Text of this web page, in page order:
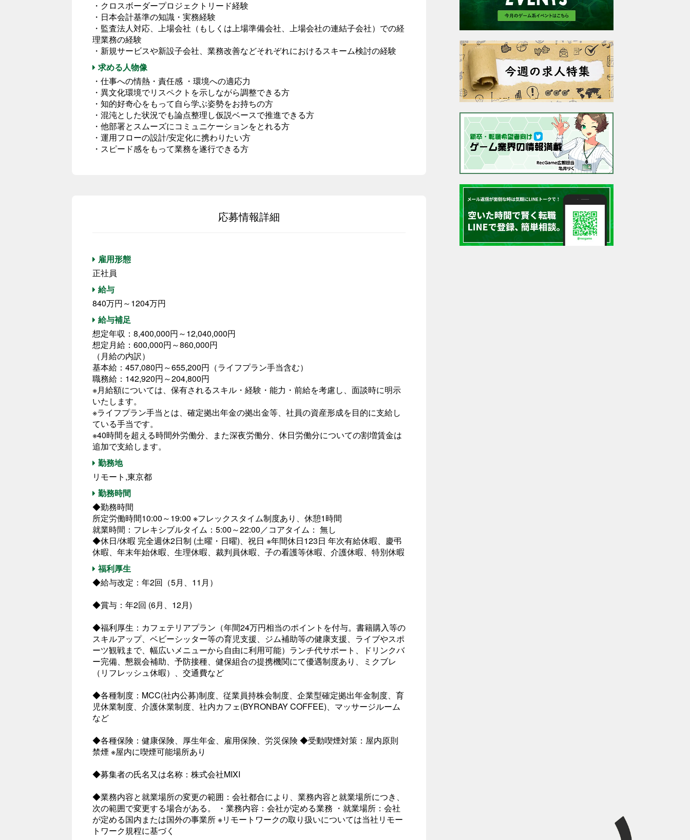
・クロスボーダープロジェクトリード経験
・日本会計基準の知識・実務経験
・監査法人対応、上場会社（もしくは上場準備会社、上場会社の連結子会社）での経
理業務の経験
・新規サービスや新設子会社、業務改善などそれぞれにおけるスキーム検討の経験
求める人物像
・仕事への情熱・責任感 ・環境への適応力
・異文化環境でリスペクトを示しながら調整できる方
・知的好奇心をもって自ら学ぶ姿勢をお持ちの方
・混沌とした状況でも論点整理し仮説ベースで推進できる方
・他部署とスムーズにコミュニケーションをとれる方
・運用フローの設計/安定化に携わりたい方
・スピード感をもって業務を遂行できる方
応募情報詳細
雇用形態
正社員
給与
840万円～1204万円
給与補足
想定年収：8,400,000円～12,040,000円
想定月給：600,000円～860,000円
（月給の内訳）
基本給：457,080円～655,200円（ライフプラン手当含む）
職務給：142,920円～204,800円
※月給額については、保有されるスキル・経験・能力・前給を考慮し、面談時に明示
いたします。
※ライフプラン手当とは、確定拠出年金の拠出金等、社員の資産形成を目的に支給し
ている手当です。
※40時間を超える時間外労働分、また深夜労働分、休日労働分についての割増賃金は
追加で支給します。
勤務地
リモート,東京都
勤務時間
◆勤務時間
所定労働時間10:00～19:00 ※フレックスタイム制度あり、休憩1時間
就業時間：フレキシブルタイム：5:00～22:00／コアタイム： 無し
◆休日/休暇 完全週休2日制 (土曜・日曜)、祝日 ※年間休日123日 年次有給休暇、慶弔
休暇、年末年始休暇、生理休暇、裁判員休暇、子の看護等休暇、介護休暇、特別休暇
福利厚生
◆給与改定：年2回（5月、11月）
◆賞与：年2回 (6月、12月)
◆福利厚生：カフェテリアプラン（年間24万円相当のポイントを付与。書籍購入等の
スキルアップ、ベビーシッター等の育児支援、ジム補助等の健康支援、ライブやスポ
ーツ観戦まで、幅広いメニューから自由に利用可能）ランチ代サポート、ドリンクバ
ー完備、懇親会補助、予防接種、健保組合の提携機関にて優遇制度あり、ミクブレ
（リフレッシュ休暇）、交通費など
◆各種制度：MCC(社内公募)制度、従業員持株会制度、企業型確定拠出年金制度、育
児休業制度、介護休業制度、社内カフェ(BYRONBAY COFFEE)、マッサージルーム
など
◆各種保険：健康保険、厚生年金、雇用保険、労災保険 ◆受動喫煙対策：屋内原則
禁煙 ※屋内に喫煙可能場所あり
◆募集者の氏名又は名称：株式会社MIXI
◆業務内容と就業場所の変更の範囲：会社都合により、業務内容と就業場所につき、
次の範囲で変更する場合がある。 ・業務内容：会社が定める業務 ・就業場所：会社
が定める国内または国外の事業所 ※リモートワークの取り扱いについては当社リモー
トワーク規程に基づく